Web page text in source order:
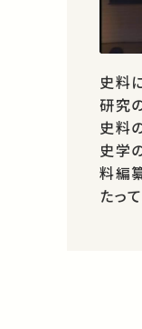
史料
研究
史料
史学
料編
たっ